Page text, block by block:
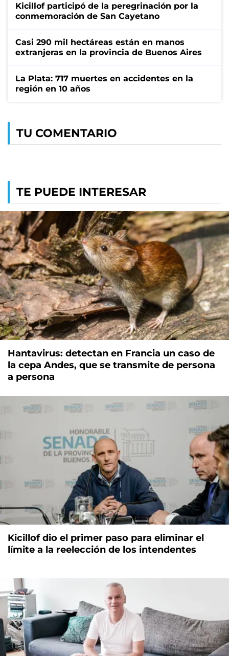
Kicillof participó de la peregrinación por la
conmemoración de San Cayetano
Casi 290 mil hectáreas están en manos
extranjeras en la provincia de Buenos Aires
La Plata: 717 muertes en accidentes en la
región en 10 años
TU COMENTARIO
TE PUEDE INTERESAR
Hantavirus: detectan en Francia un caso de
la cepa Andes, que se transmite de persona
a persona
Kicillof dio el primer paso para eliminar el
límite a la reelección de los intendentes